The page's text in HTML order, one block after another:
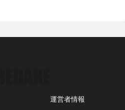
運営者情報